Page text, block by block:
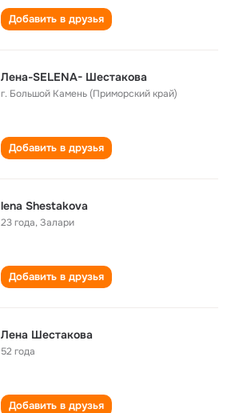
Добавить в друзья
Лена-SELENA- Шестакова
г. Большой Камень (Приморский край)
Добавить в друзья
lena Shestakova
23 года,Залари
Добавить в друзья
Лена Шестакова
52 года
Добавить в друзья